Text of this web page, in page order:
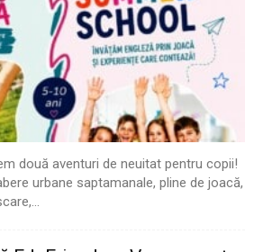
două aventuri de neuitat pentru copii!
urbane saptamanale, pline de joacă,